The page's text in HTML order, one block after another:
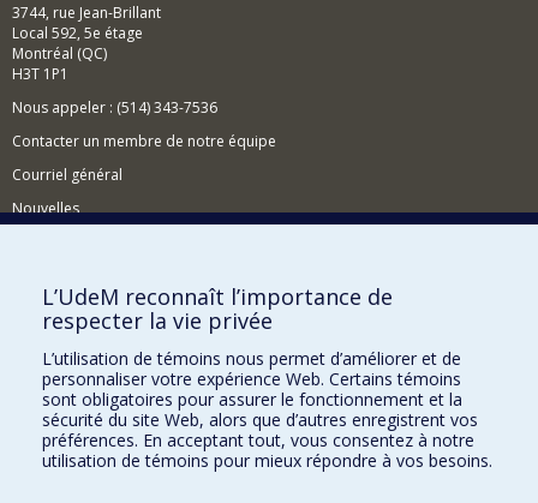
3744, rue Jean-Brillant
Local 592, 5e étage
Montréal (QC)
H3T 1P1
Nous appeler : (514) 343-7536
Contacter un membre de notre équipe
Courriel général
Nouvelles
Comment soutenir le CÉRIUM?
BESOIN D'AIDE?
Plan du site
Signaler une erreur
Accessibilité
FACULTÉ DES ARTS ET DES SCIENCES
L’UdeM reconnaît l’importance de
respecter la vie privée
L’utilisation de témoins nous permet d’améliorer et de
personnaliser votre expérience Web. Certains témoins
sont obligatoires pour assurer le fonctionnement et la
sécurité du site Web, alors que d’autres enregistrent vos
préférences. En acceptant tout, vous consentez à notre
utilisation de témoins pour mieux répondre à vos besoins.